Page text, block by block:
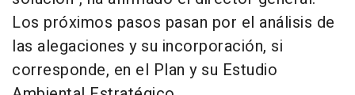
Los próximos pasos pasan por el análisis de
las alegaciones y su incorporación, si
corresponde, en el Plan y su Estudio